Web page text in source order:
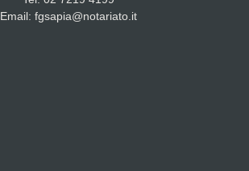
Email: fgsapia@notariato.it